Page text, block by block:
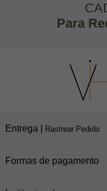
Para
Entrega | Rastrear Pedido
Formas de pagamento